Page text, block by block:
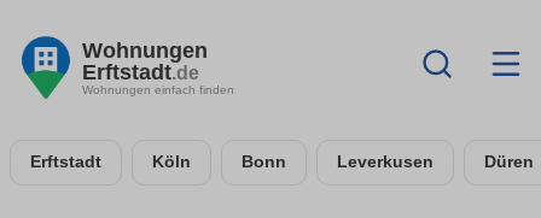
Wohnungen
Erftstadt.de
Wohnungen einfach finden
Erftstadt Köln Bonn Leverkusen Düren